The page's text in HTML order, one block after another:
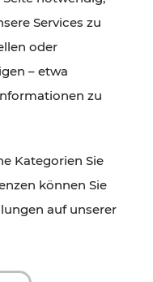
Services zu
oder
– etwa
zu
Kategorien Sie
können Sie
auf unserer